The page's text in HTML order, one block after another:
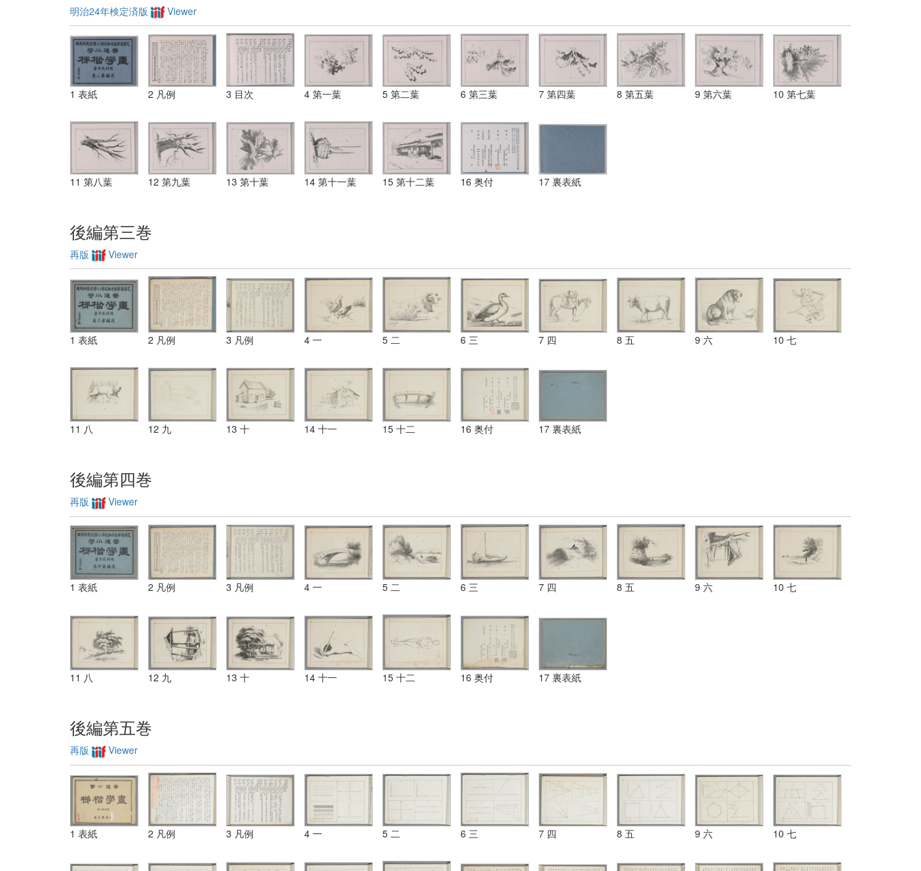
明治24年検定済版 Viewer
1 表紙 2 凡例 3 目次 4 第一葉 5 第二葉 6 第三葉 7 第四葉 8 第五葉 9 第六葉 10 第七葉
11 第八葉 12 第九葉 13 第十葉 14 第十一葉 15 第十二葉 16 奥付 17 裏表紙
後編第三巻
再版 Viewer
1 表紙 2 凡例 3 凡例 4 一 5 二 6 三 7 四 8 五 9 六 10 七
11 八 12 九 13 十 14 十一 15 十二 16 奥付 17 裏表紙
後編第四巻
再版 Viewer
1 表紙 2 凡例 3 凡例 4 一 5 二 6 三 7 四 8 五 9 六 10 七
11 八 12 九 13 十 14 十一 15 十二 16 奥付 17 裏表紙
後編第五巻
再版 Viewer
1 表紙 2 凡例 3 凡例 4 一 5 二 6 三 7 四 8 五 9 六 10 七